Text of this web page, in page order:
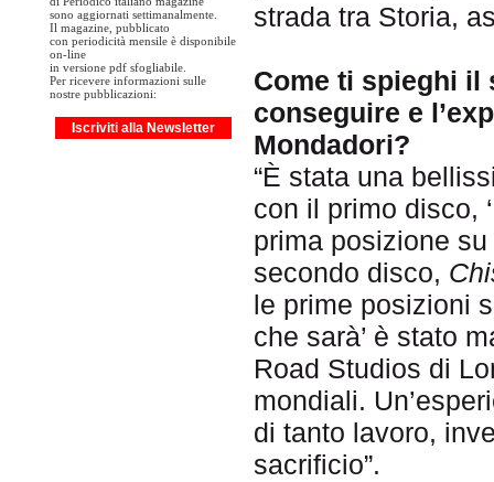
sono aggiornati settimanalmente.
Il magazine, pubblicato
con periodicità mensile è disponibile
on-line
in versione pdf sfogliabile.
Per ricevere informazioni sulle
nostre pubblicazioni:
Iscriviti alla Newsletter
strada tra Storia,
Come ti spieghi il
conseguire e
Mondadori?
“È stata una
con il primo disco,
prima posizione
secondo disco,
le prime posizioni
che sarà’ è stato
Road Studios di
mondiali.
di tanto lavoro,
sacrificio”.